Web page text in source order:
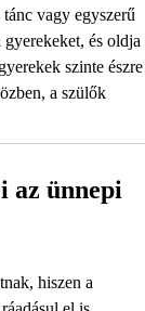
vagy egyszerű
és oldja
szinte észre
a szülők
az ünnepi
hiszen a